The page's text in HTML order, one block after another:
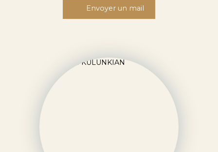
Envoyer un mail